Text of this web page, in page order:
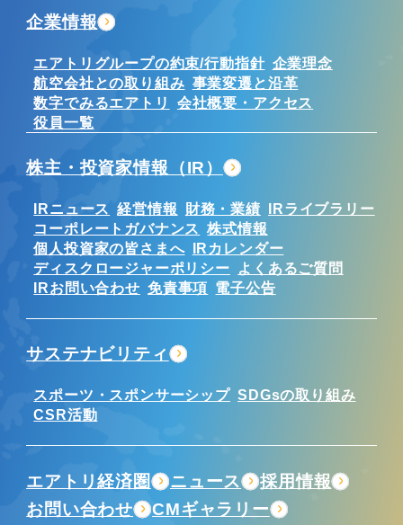
企業情報
エアトリグループの約束/行動指針 企業理念
航空会社との取り組み 事業変遷と沿革
数字でみるエアトリ
会社概要・アクセス
役員一覧
株主・投資家情報（IR）
IRニュース 経営情報 財務・業績 IRライブラリー
コーポレートガバナンス 株式情報
個人投資家の皆さまへ IRカレンダー
ディスクロージャーポリシー
よくあるご質問
IRお問い合わせ 免責事項 電子公告
サステナビリティ
スポーツ・スポンサーシップ SDGsの取り組み
CSR活動
エアトリ経済圏 ニュース
採用情報
お問い合わせ
CMギャラリー